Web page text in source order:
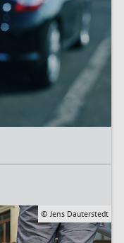
© Jens Dauterstedt